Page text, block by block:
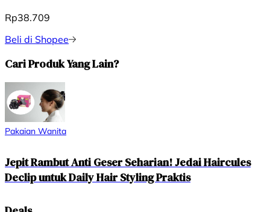
Rp38.709
Beli di Shopee
Cari Produk Yang Lain?
Pakaian Wanita
Jepit Rambut Anti Geser Seharian! Jedai Haircules
Declip untuk Daily Hair Styling Praktis